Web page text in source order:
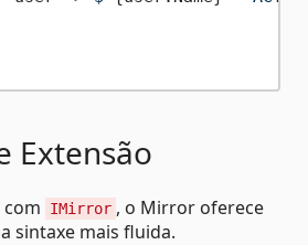
Extensão
IMirror , o Mirror oferece
sintaxe mais fluida.